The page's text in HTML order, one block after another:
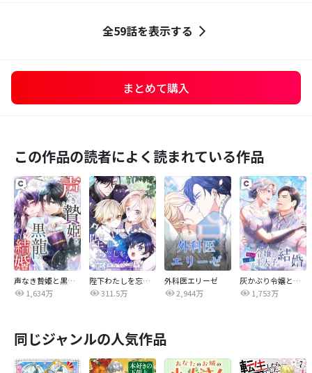
全59話を表示する
まとめて購入
この作品の読者によく読まれている作品
声なき贄姫と黒龍の結婚
1,634万
陛下わたしを忘れてください
311.5万
外科医エリーゼ
2,944万
灰かぶり令嬢と行き遅れ元王太子の結婚
1,753万
同じジャンルの人気作品